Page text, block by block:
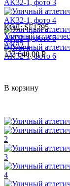
КОД: SF1795
Уличный
AK32-1
123 640.00 Р
В корзину